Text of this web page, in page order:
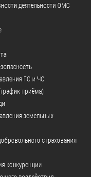
деятельности ОМС
ГО и ЧС
приёма)
земельных
страхования
конкуренции